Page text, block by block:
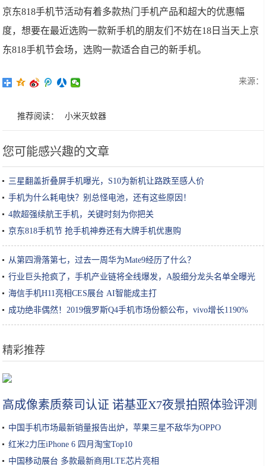
京东818手机节活动有着多款热门手机产品和超大的优惠幅
度，想要在最近选购一款新手机的朋友们不妨在18日当天上京
东818手机节会场，选购一款适合自己的新手机。
来源：
推荐阅读： 小米灭蚊器
您可能感兴趣的文章
三星翻盖折叠屏手机曝光，S10为新机让路跌至感人价
手机为什么耗电快？别总怪电池，还有这些原因！
4款超强续航王手机，关键时刻为你把关
京东818手机节 抢手机神券还有大牌手机优惠购
从第四滑落第七，过去一周华为Mate9经历了什么？
行业巨头抢疯了，手机产业链将全线爆发，A股细分龙头名单全曝光
海信手机H11亮相CES展台 AI智能成主打
成功绝非偶然！2019俄罗斯Q4手机市场份额公布，vivo增长1190%
精彩推荐
高成像素质蔡司认证 诺基亚X7夜景拍照体验评测
中国手机市场最新销量报告出炉，苹果三星不敌华为OPPO
红米2力压iPhone 6 四月淘宝Top10
中国移动展台 多款最新商用LTE芯片亮相